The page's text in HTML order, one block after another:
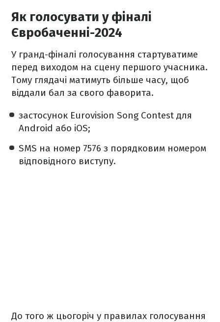
Як голосувати у фіналі
Євробаченні-2024
У гранд-фіналі голосування стартуватиме
перед виходом на сцену першого учасника.
Тому глядачі матимуть більше часу, щоб
віддали бал за свого фаворита.
застосунок Eurovision Song Contest для
Android або iOS;
SMS на номер 7576 з порядковим номером
відповідного виступу.
До того ж цьогоріч у правилах голосування